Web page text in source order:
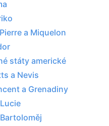
a Miquelon
státy americké
a Nevis
a Grenadiny